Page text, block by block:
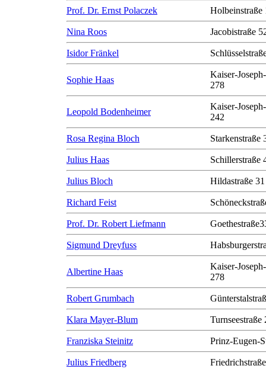
Prof. Dr. Ernst Polaczek Holbeinstraße
Nina Roos Jacobistraße
Isidor Fränkel
Sophie Haas
Kaiser-
278
Leopold Bodenheimer
Kaiser-
242
Rosa Regina Bloch Starkenstraße
Julius Haas Schillerstraße
Julius Bloch Hildastraße 31
Richard Feist
Prof. Dr. Robert Liefmann
Sigmund Dreyfuss
Albertine Haas
Kaiser-
278
Robert Grumbach
Klara Mayer-Blum Turnseestraße
Franziska Steinitz Prinz-Eugen-
Julius Friedberg